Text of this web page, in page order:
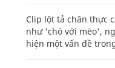
Clip lột tả chân thực
như 'chó với mèo',
hiện một vấn đề